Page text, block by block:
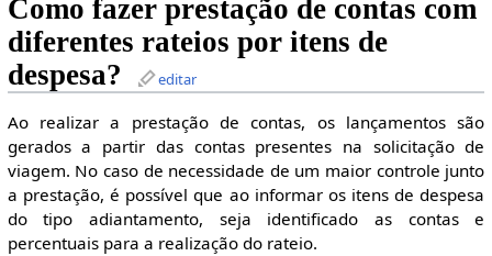
Como fazer prestação de contas com
diferentes rateios por itens de
despesa?
editar
Ao realizar a prestação de contas, os lançamentos são
gerados a partir das contas presentes na solicitação de
viagem. No caso de necessidade de um maior controle junto
a prestação, é possível que ao informar os itens de despesa
do tipo adiantamento, seja identificado as contas e
percentuais para a realização do rateio.